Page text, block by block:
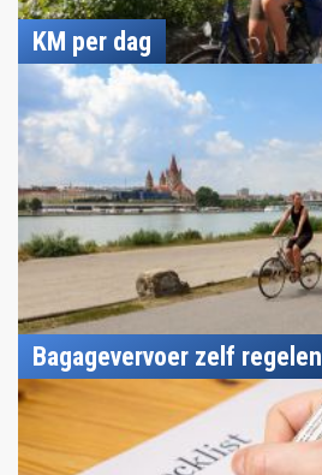
KM per dag
Bagagevervoer zelf regelen